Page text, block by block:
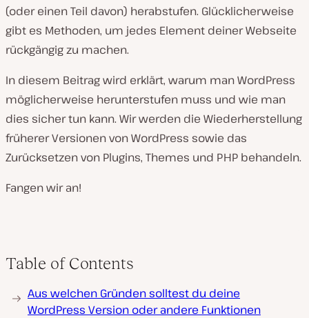
(oder einen Teil davon) herabstufen. Glücklicherweise
gibt es Methoden, um jedes Element deiner Webseite
rückgängig zu machen.
In diesem Beitrag wird erklärt, warum man WordPress
möglicherweise herunterstufen muss und wie man
dies sicher tun kann. Wir werden die Wiederherstellung
früherer Versionen von WordPress sowie das
Zurücksetzen von Plugins, Themes und PHP behandeln.
Fangen wir an!
Table of Contents
Aus welchen Gründen solltest du deine
WordPress Version oder andere Funktionen